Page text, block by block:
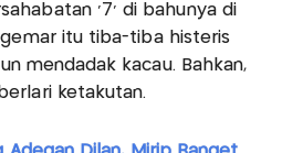
'7' di bahunya di
itu tiba-tiba histeris
mendadak kacau. Bahkan,
ketakutan.